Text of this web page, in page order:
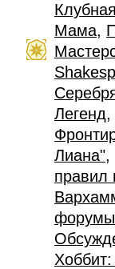
Мама,
Легенд,
Лиана",
правил
форумы